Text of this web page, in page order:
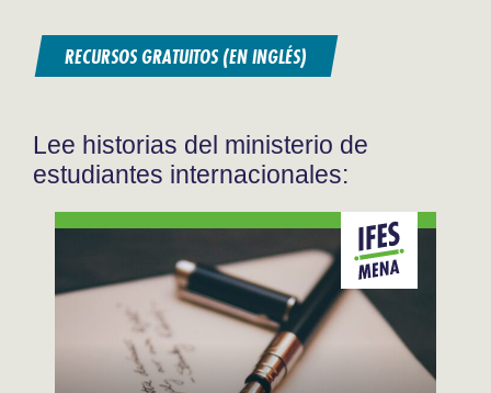
RECURSOS GRATUITOS (EN INGLÉS)
Lee historias del ministerio de
estudiantes internacionales: